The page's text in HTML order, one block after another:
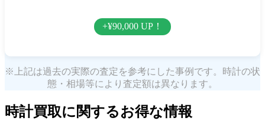
+¥90,000 UP！
※上記は過去の実際の査定を参考にした事例です。時計の状
態・相場等により査定額は異なります。
時計買取に関するお得な情報